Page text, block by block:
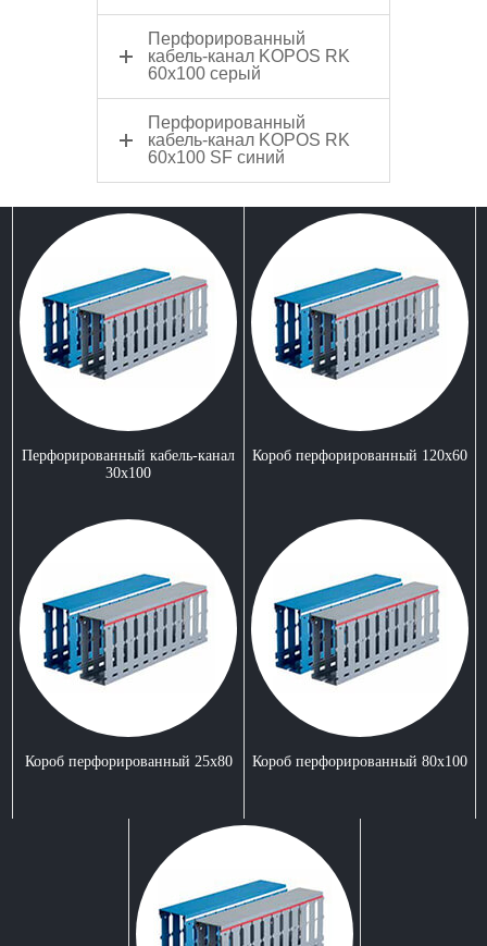
Перфорированный
кабель-канал KOPOS RK
60х100 серый
Перфорированный
кабель-канал KOPOS RK
60х100 SF синий
Перфорированный кабель-канал
30x100
Короб перфорированный 120x60
Короб перфорированный 25х80 Короб перфорированный 80x100